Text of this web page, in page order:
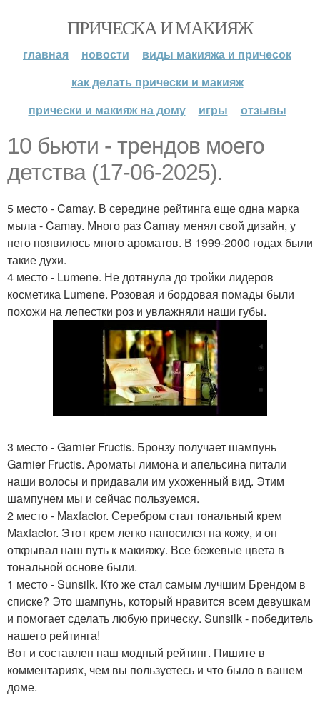
ПРИЧЕСКА И МАКИЯЖ
главная новости
виды макияжа и причесок
как делать прически и макияж
прически и макияж на дому
игры отзывы
10 бьюти - трендов моего
детства (17-06-2025).
5 место - Camay. В середине рейтинга еще одна марка
мыла - Camay. Много раз Camay менял свой дизайн, у
него появилось много ароматов. В 1999-2000 годах были
такие духи.
4 место - Lumene. Не дотянула до тройки лидеров
косметика Lumene. Розовая и бордовая помады были
похожи на лепестки роз и увлажняли наши губы.
3 место - Garnier Fructis. Бронзу получает шампунь
Garnier Fructis. Ароматы лимона и апельсина питали
наши волосы и придавали им ухоженный вид. Этим
шампунем мы и сейчас пользуемся.
2 место - Maxfactor. Серебром стал тональный крем
Maxfactor. Этот крем легко наносился на кожу, и он
открывал наш путь к макияжу. Все бежевые цвета в
тональной основе были.
1 место - Sunsilk. Кто же стал самым лучшим Брендом в
списке? Это шампунь, который нравится всем девушкам
и помогает сделать любую прическу. Sunsilk - победитель
нашего рейтинга!
Вот и составлен наш модный рейтинг. Пишите в
комментариях, чем вы пользуетесь и что было в вашем
доме.